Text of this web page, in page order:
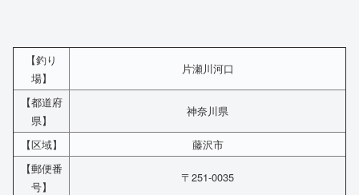
【釣り
場】
片瀬川河口
【都道府
県】
神奈川県
【区域】
藤沢市
【郵便番
号】
〒251-0035